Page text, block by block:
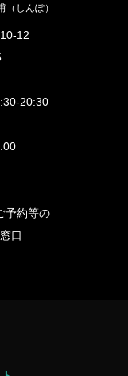
しんぽ）
12
20:30
予約等の
口